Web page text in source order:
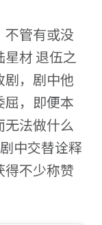
管有或没
材 退伍之
剧，剧中他
屈，即便本
无法做什么
中交替诠释
得不少称赞